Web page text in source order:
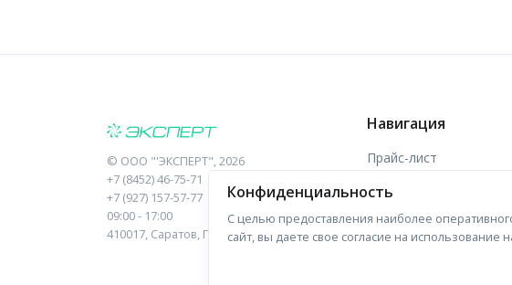
© ООО "'ЭКСПЕРТ", 2026
+7 (8452) 46-75-71
+7 (927) 157-57-77
09:00 - 17:00
410017, Саратов, Пугачева, 10 к1, оф.23
Навигация
Прайс-лист
Отзывы
Форма связи
Конфиденциальность
С целью предоставления наиболее
сайт, вы даете свое согласие на использование